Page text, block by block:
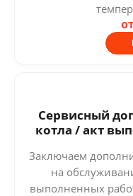
Сервисный
котла / акт
Заключаем
на
выполненных